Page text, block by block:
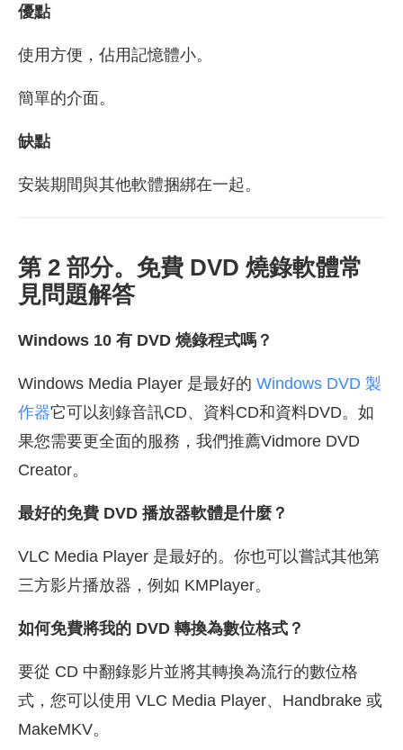
優點
使用方便，佔用記憶體小。
簡單的介面。
缺點
安裝期間與其他軟體捆綁在一起。
第 2 部分。免費 DVD 燒錄軟體常
見問題解答
Windows 10 有 DVD 燒錄程式嗎？
Windows Media Player 是最好的 Windows DVD 製
作器它可以刻錄音訊CD、資料CD和資料DVD。如
果您需要更全面的服務，我們推薦Vidmore DVD
Creator。
最好的免費 DVD 播放器軟體是什麼？
VLC Media Player 是最好的。你也可以嘗試其他第
三方影片播放器，例如 KMPlayer。
如何免費將我的 DVD 轉換為數位格式？
要從 CD 中翻錄影片並將其轉換為流行的數位格
式，您可以使用 VLC Media Player、Handbrake 或
MakeMKV。